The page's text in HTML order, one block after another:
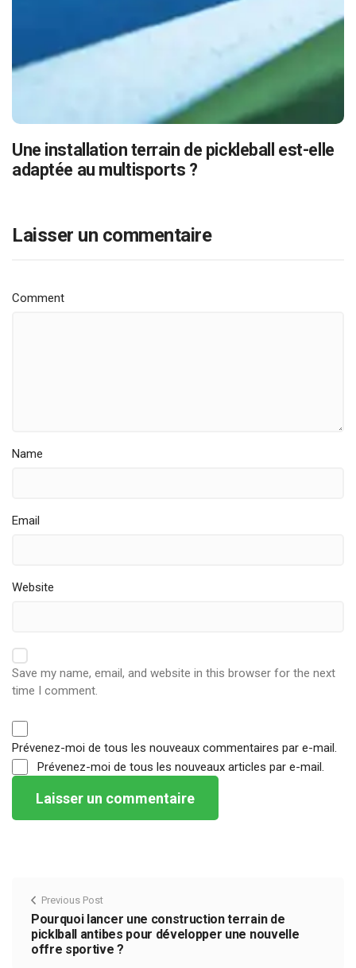
Une installation terrain de pickleball est-elle
adaptée au multisports ?
Laisser un commentaire
Comment
Name
Email
Website
Save my name, email, and website in this browser for the next
time I comment.
Prévenez-moi de tous les nouveaux commentaires par e-mail.
Prévenez-moi de tous les nouveaux articles par e-mail.
Previous Post
Pourquoi lancer une construction terrain de
picklball antibes pour développer une nouvelle
offre sportive ?